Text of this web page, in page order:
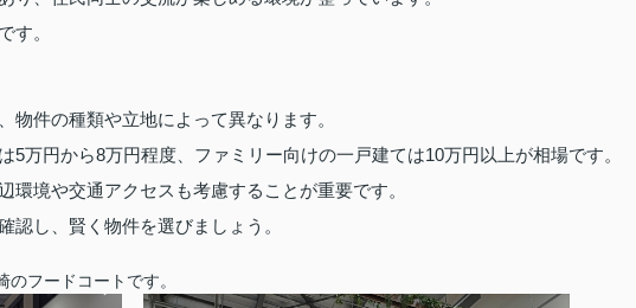
す。
物件の種類や立地によって異なります。
5万円から8万円程度、ファミリー向けの一戸建ては10万円以上が相場です。
環境や交通アクセスも考慮することが重要です。
認し、賢く物件を選びましょう。
フードコートです。